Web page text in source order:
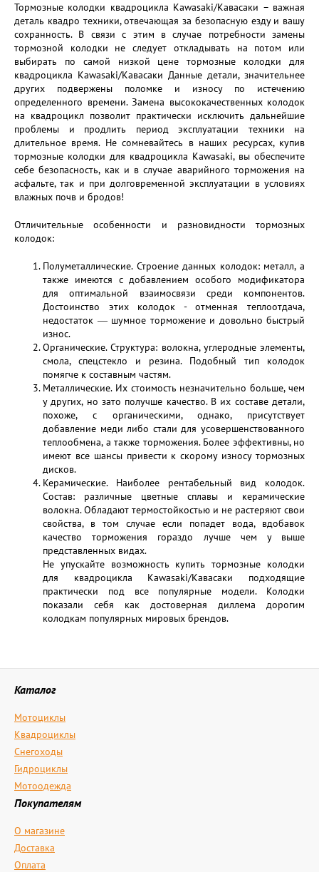
Тормозные колодки квадроцикла Kawasaki/Кавасаки – важная
деталь квадро техники, отвечающая за безопасную езду и вашу
сохранность. В связи с этим в случае потребности замены
тормозной колодки не следует откладывать на потом или
выбирать по самой низкой цене тормозные колодки для
квадроцикла Kawasaki/Кавасаки Данные детали, значительнее
других подвержены поломке и износу по истечению
определенного времени. Замена высококачественных колодок
на квадроцикл позволит практически исключить дальнейшие
проблемы и продлить период эксплуатации техники на
длительное время. Не сомневайтесь в наших ресурсах, купив
тормозные колодки для квадроцикла Kawasaki, вы обеспечите
себе безопасность, как и в случае аварийного торможения на
асфальте, так и при долговременной эксплуатации в условиях
влажных почв и бродов!
Отличительные особенности и разновидности тормозных
колодок:
Полуметаллические. Строение данных колодок: металл, а
также имеются с добавлением особого модификатора
для оптимальной взаимосвязи среди компонентов.
Достоинство этих колодок - отменная теплоотдача,
недостаток ― шумное торможение и довольно быстрый
износ.
Органические. Структура: волокна, углеродные элементы,
смола, спецстекло и резина. Подобный тип колодок
помягче к составным частям.
Металлические. Их стоимость незначительно больше, чем
у других, но зато получше качество. В их составе детали,
похоже, с органическими, однако, присутствует
добавление меди либо стали для усовершенствованного
теплообмена, а также торможения. Более эффективны, но
имеют все шансы привести к скорому износу тормозных
дисков.
Керамические. Наиболее рентабельный вид колодок.
Состав: различные цветные сплавы и керамические
волокна. Обладают термостойкостью и не растеряют свои
свойства, в том случае если попадет вода, вдобавок
качество торможения гораздо лучше чем у выше
представленных видах.
Не упускайте возможность купить тормозные колодки
для квадроцикла Kawasaki/Кавасаки подходящие
практически под все популярные модели. Колодки
показали себя как достоверная диллема дорогим
колодкам популярных мировых брендов.
Каталог
Мотоциклы
Квадроциклы
Снегоходы
Гидроциклы
Мотоодежда
Покупателям
О магазине
Доставка
Оплата